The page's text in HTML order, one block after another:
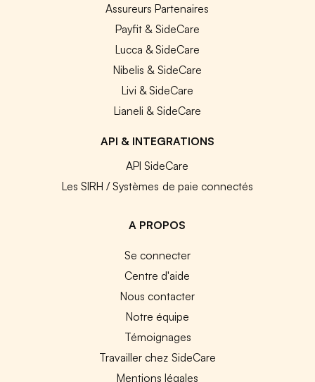
Assureurs Partenaires
Payfit & SideCare
Lucca & SideCare
Nibelis & SideCare
Livi & SideCare
Lianeli & SideCare
API & INTEGRATIONS
API SideCare
Les SIRH / Systèmes de paie connectés
A PROPOS
Se connecter
Centre d'aide
Nous contacter
Notre équipe
Témoignages
Travailler chez SideCare
Mentions légales